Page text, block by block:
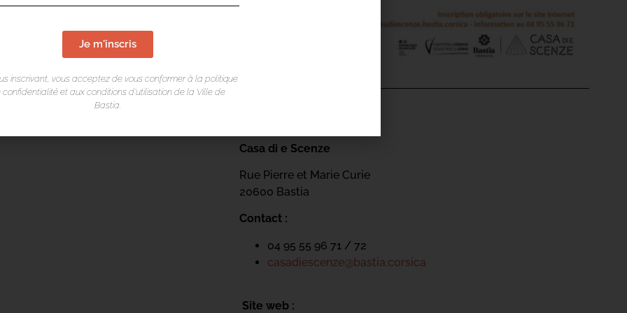
Casa di e Scenze
Rue Pierre et Marie Curie
20600 Bastia
Contact :
04 95 55 96 71 / 72
casadiescenze@bastia.corsica
Site web :
Je m'inscris
inscrivant, vous acceptez de vous conformer à la politique
confidentialité et aux conditions d’utilisation de la Ville de
Bastia.